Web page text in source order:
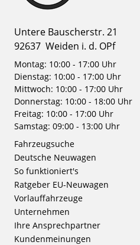
Untere Bauscherstr. 21
92637 Weiden i. d. OPf
Montag: 10:00 - 17:00 Uhr
Dienstag: 10:00 - 17:00 Uhr
Mittwoch: 10:00 - 17:00 Uhr
Donnerstag: 10:00 - 18:00 Uhr
Freitag: 10:00 - 17:00 Uhr
Samstag: 09:00 - 13:00 Uhr
Fahrzeugsuche
Deutsche Neuwagen
So funktioniert's
Ratgeber EU-Neuwagen
Vorlauffahrzeuge
Unternehmen
Ihre Ansprechpartner
Kundenmeinungen